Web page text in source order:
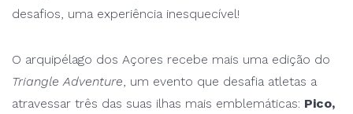
desafios, uma experiência inesquecível!
O arquipélago dos Açores recebe mais uma edição do
Triangle Adventure, um evento que desafia atletas a
atravessar três das suas ilhas mais emblemáticas: Pico,